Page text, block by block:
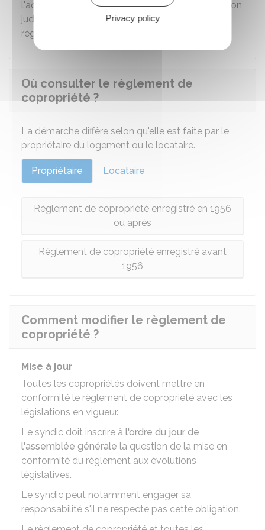
l'accord de la copropriété pour engager une action
judiciaire afin de faire respecter les clauses du
règlement de copropriété.
Où consulter le règlement de
copropriété ?
La démarche diffère selon qu'elle est faite par le
propriétaire du logement ou le locataire.
Propriétaire Locataire
Règlement de copropriété enregistré en 1956
ou après
Règlement de copropriété enregistré avant
1956
Comment modifier le règlement de
copropriété ?
Mise à jour
Toutes les copropriétés doivent mettre en
conformité le règlement de copropriété avec les
législations en vigueur.
Le syndic doit inscrire à l'ordre du jour de
l'assemblée générale la question de la mise en
conformité du règlement aux évolutions
législatives.
Le syndic peut notamment engager sa
responsabilité s'il ne respecte pas cette obligation.
Privacy policy